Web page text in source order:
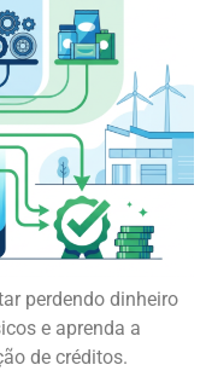
perdendo dinheiro
e aprenda a
de créditos.